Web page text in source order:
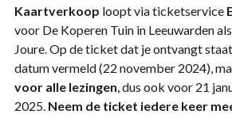
Kaartverkoop loopt via ticketservice
voor De Koperen Tuin in Leeuwarden
Joure. Op de ticket dat je ontvangt
datum vermeld (22 november 2024),
voor alle lezingen, dus ook voor 21
2025. Neem de ticket iedere keer